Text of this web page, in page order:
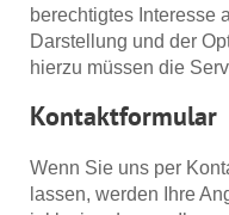
berechtigtes Interesse
Darstellung und der
hierzu müssen die
Kontaktformular
Wenn Sie uns per
lassen, werden Ihre